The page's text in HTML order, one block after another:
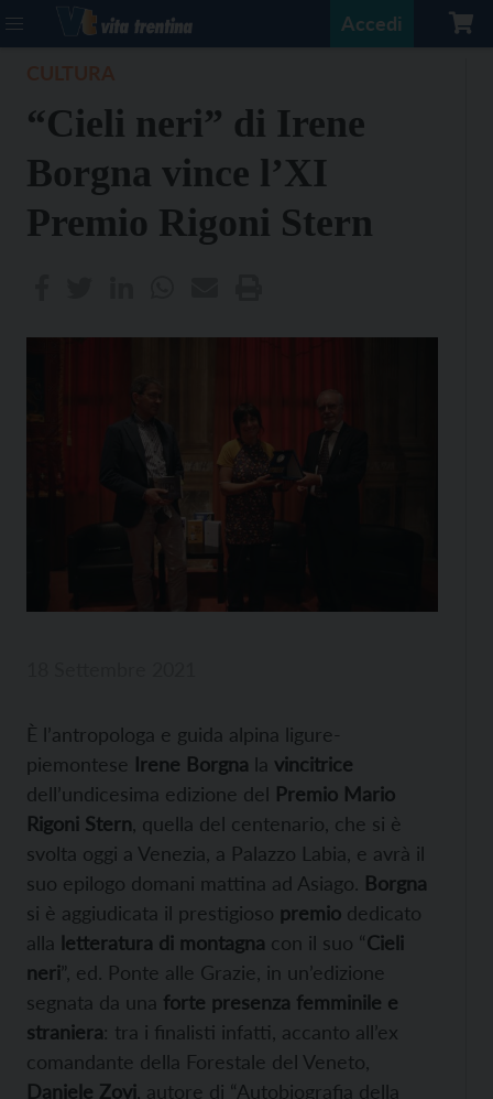
Accedi
“Cieli neri” di Irene
Borgna vince l’XI
Premio Rigoni Stern
È l’antropologa e guida alpina ligure-
piemontese Irene Borgna la vincitrice
dell’undicesima edizione del Premio Mario
Rigoni Stern , quella del centenario, che si è
svolta oggi a Venezia, a Palazzo Labia, e avrà il
suo epilogo domani mattina ad Asiago. Borgna
si è aggiudicata il prestigioso premio dedicato
alla letteratura di montagna con il suo “Cieli
neri”, ed. Ponte alle Grazie, in un’edizione
segnata da una forte presenza femminile e
straniera: tra i finalisti infatti, accanto all’ex
comandante della Forestale del Veneto,
Daniele Zovi , autore di “Autobiografia della